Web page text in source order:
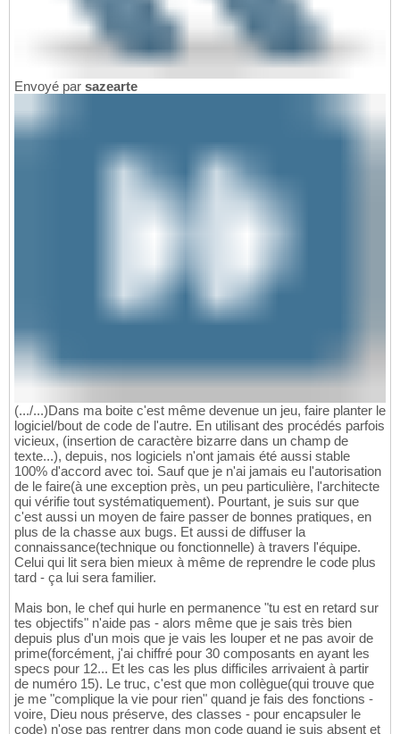
Envoyé par sazearte
(.../...)Dans ma boite c'est même devenue un jeu, faire planter le
logiciel/bout de code de l'autre. En utilisant des procédés parfois
vicieux, (insertion de caractère bizarre dans un champ de
texte...), depuis, nos logiciels n'ont jamais été aussi stable
100% d'accord avec toi. Sauf que je n'ai jamais eu l'autorisation
de le faire(à une exception près, un peu particulière, l'architecte
qui vérifie tout systématiquement). Pourtant, je suis sur que
c'est aussi un moyen de faire passer de bonnes pratiques, en
plus de la chasse aux bugs. Et aussi de diffuser la
connaissance(technique ou fonctionnelle) à travers l'équipe.
Celui qui lit sera bien mieux à même de reprendre le code plus
tard - ça lui sera familier.
Mais bon, le chef qui hurle en permanence "tu est en retard sur
tes objectifs" n'aide pas - alors même que je sais très bien
depuis plus d'un mois que je vais les louper et ne pas avoir de
prime(forcément, j'ai chiffré pour 30 composants en ayant les
specs pour 12... Et les cas les plus difficiles arrivaient à partir
de numéro 15). Le truc, c'est que mon collègue(qui trouve que
je me "complique la vie pour rien" quand je fais des fonctions -
voire, Dieu nous préserve, des classes - pour encapsuler le
code) n'ose pas rentrer dans mon code quand je suis absent et